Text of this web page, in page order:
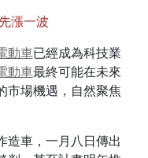
漲一波
動車已經成為科技業
動車最終可能在未來
市場機遇，自然聚焦
造車，一月八日傳出